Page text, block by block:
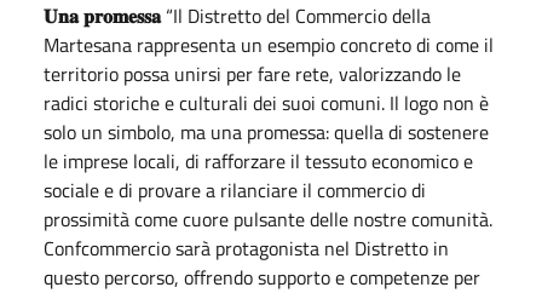
𝐔𝐧𝐚 𝐩𝐫𝐨𝐦𝐞𝐬𝐬𝐚“Il Distretto del Commercio della
Martesana rappresenta un esempio concreto di come il
territorio possa unirsi per fare rete, valorizzando le
radici storiche e culturali dei suoi comuni. Il logo non è
solo un simbolo, ma una promessa: quella di sostenere
le imprese locali, di rafforzare il tessuto economico e
sociale e di provare a rilanciare il commercio di
prossimità come cuore pulsante delle nostre comunità.
Confcommercio sarà protagonista nel Distretto in
questo percorso, offrendo supporto e competenze per